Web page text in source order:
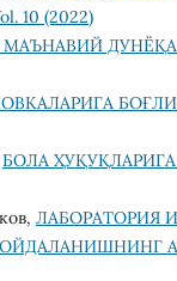
10 (2022)
МАЪНАВИЙ
БОЛА
ЛАБОРАТОРИЯ